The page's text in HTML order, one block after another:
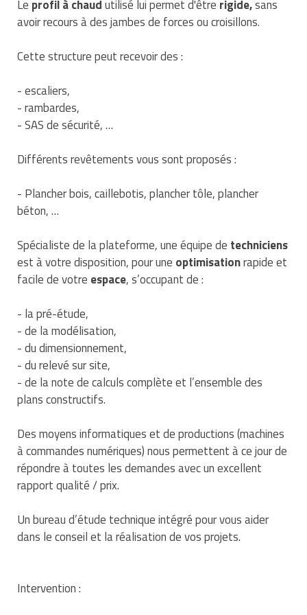
Ustensile cuisine professionnel
Vêtements personnalisés
Vitrines pour magasin
Traitement de l'air
Transformateur électrique
Tuyau galvanisé
Ventilateurs et aération d'atelier
Tapis de bureau
Tapis et caillebotis
Traitement des surfaces
Traitement du linge
Equipements de football
Equipements pour roller
Equipements pour stade et terrain
sportif
Jeu gymnique
Loisirs
Matériel de fitness
Matériel de musculation
Vêtement sportif
Pétrin professionnel
Piano de cuisson
Pompes à sauce
Réchaud professionnel
Réfrigérateur professionnel
Restauration foraine
Rôtisserie professionnelle
Sautause professionnelle
Table de cuisson professionnelle
Tables de préparation réfrigérées
Ustensile de cuisine
Vaisselle restaurant
Vitrines réfrigérées
Le profil à chaudutilisé lui permet d'être rigide,sans
avoir recours à des jambes de forces ou croisillons.
Cette structure peut recevoir des :
- escaliers,
- rambardes,
- SAS de sécurité, …
Différents revêtements vous sont proposés :
- Plancher bois, caillebotis, plancher tôle, plancher
béton, …
Spécialiste de la plateforme, une équipe de techniciens
est à votre disposition, pour une optimisationrapide et
facile de votre espace, s’occupant de :
- la pré-étude,
- de la modélisation,
- du dimensionnement,
- du relevé sur site,
- de la note de calculs complète et l’ensemble des
plans constructifs.
Des moyens informatiques et de productions (machines
à commandes numériques) nous permettent à ce jour de
répondre à toutes les demandes avec un excellent
rapport qualité / prix.
Un bureau d’étude technique intégré pour vous aider
dans le conseil et la réalisation de vos projets.
Intervention :